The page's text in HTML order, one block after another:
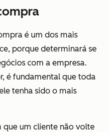
é um dos mais
porque determinará se
com a empresa.
é fundamental que toda
tenha sido o mais
que um cliente não volte